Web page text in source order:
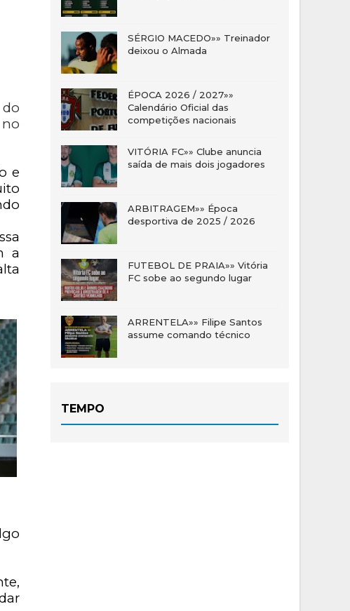
e
a
SÉRGIO MACEDO»» Treinador
deixou o Almada
ÉPOCA 2026 / 2027»»
Calendário Oficial das
competições nacionais
VITÓRIA FC»» Clube anuncia
saída de mais dois jogadores
ARBITRAGEM»» Época
desportiva de 2025 / 2026
FUTEBOL DE PRAIA»» Vitória
FC sobe ao segundo lugar
ARRENTELA»» Filipe Santos
assume comando técnico
TEMPO